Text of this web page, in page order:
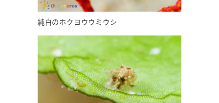
純白のホクヨウウミウシ